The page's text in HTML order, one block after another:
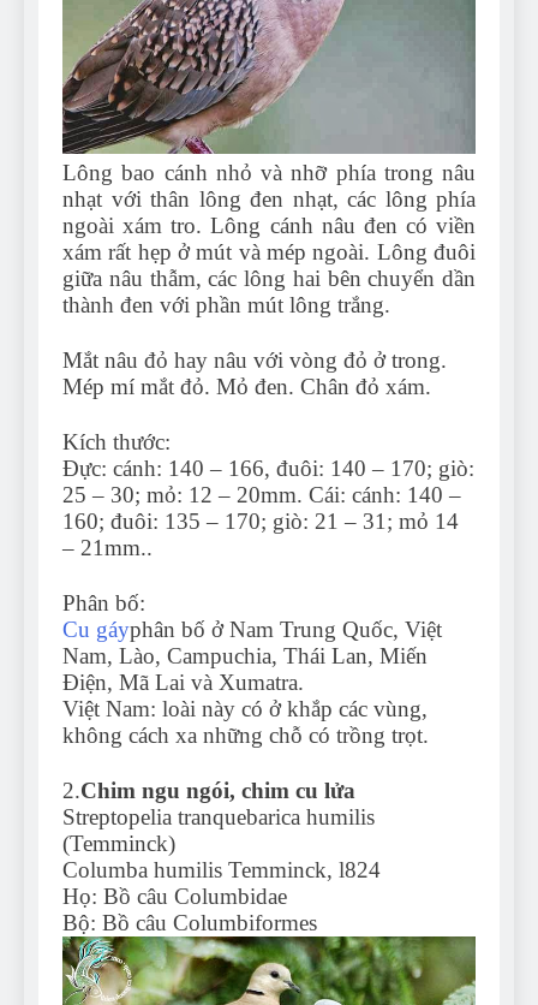
Lông bao cánh nhỏ và nhỡ phía trong nâu
nhạt với thân lông đen nhạt, các lông phía
ngoài xám tro. Lông cánh nâu đen có viền
xám rất hẹp ở mút và mép ngoài. Lông đuôi
giữa nâu thẫm, các lông hai bên chuyển dần
thành đen với phần mút lông trắng.
Mắt nâu đỏ hay nâu với vòng đỏ ở trong.
Mép mí mắt đỏ. Mỏ đen. Chân đỏ xám.
Kích thước:
Đực: cánh: 140 – 166, đuôi: 140 – 170; giò:
25 – 30; mỏ: 12 – 20mm. Cái: cánh: 140 –
160; đuôi: 135 – 170; giò: 21 – 31; mỏ 14
– 21mm..
Phân bố:
Cu gáyphân bố ở Nam Trung Quốc, Việt
Nam, Lào, Campuchia, Thái Lan, Miến
Điện, Mã Lai và Xumatra.
Việt Nam: loài này có ở khắp các vùng,
không cách xa những chỗ có trồng trọt.
2.Chim ngu ngói, chim cu lửa
Streptopelia tranquebarica humilis
(Temminck)
Columba humilis Temminck, l824
Họ: Bồ câu Columbidae
Bộ: Bồ câu Columbiformes